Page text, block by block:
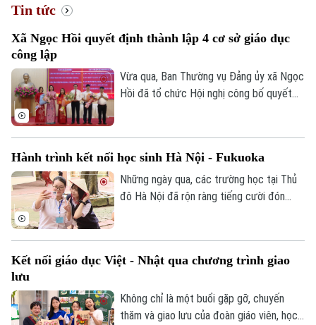
Tin tức
Xã Ngọc Hồi quyết định thành lập 4 cơ sở giáo dục
công lập
Vừa qua, Ban Thường vụ Đảng ủy xã Ngọc
Hồi đã tổ chức Hội nghị công bố quyết
các trường học thuộc thẩm quyền trên
địa bàn xã.
Hành trình kết nối học sinh Hà Nội - Fukuoka
Những ngày qua, các trường học tại Thủ
đô Hà Nội đã rộn ràng tiếng cười đón
tình bạn xuyên biên giới được mở ra đã
nghị Hà Nội - Fukuoka.
Kết nối giáo dục Việt - Nhật qua chương trình giao
lưu
Không chỉ là một buổi gặp gỡ, chuyến
thăm và giao lưu của đoàn giáo viên, học